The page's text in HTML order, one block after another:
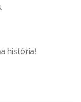
história!